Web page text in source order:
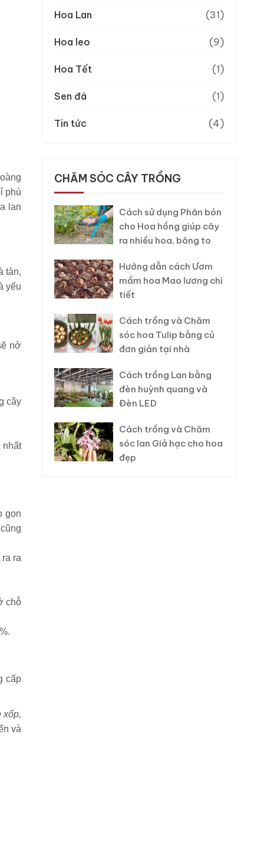
phù
lan
tàn,
yếu
nở
cây
nhất
gọn
ra
chỗ
cấp
xốp,
và
Hoa Lan (31)
Hoa leo (9)
Hoa Tết (1)
Sen đá (1)
Tin tức (4)
CHĂM SÓC CÂY TRỒNG
Cách sử dụng Phân bón
cho Hoa hồng giúp cây
ra nhiều hoa, bông to
Hướng dẫn cách Ươm
mầm hoa Mao lương chi
tiết
Cách trồng và Chăm
sóc hoa Tulip bằng củ
đơn giản tại nhà
Cách trồng Lan bằng
đèn huỳnh quang và
Đèn LED
Cách trồng và Chăm
sóc lan Giả hạc cho hoa
đẹp